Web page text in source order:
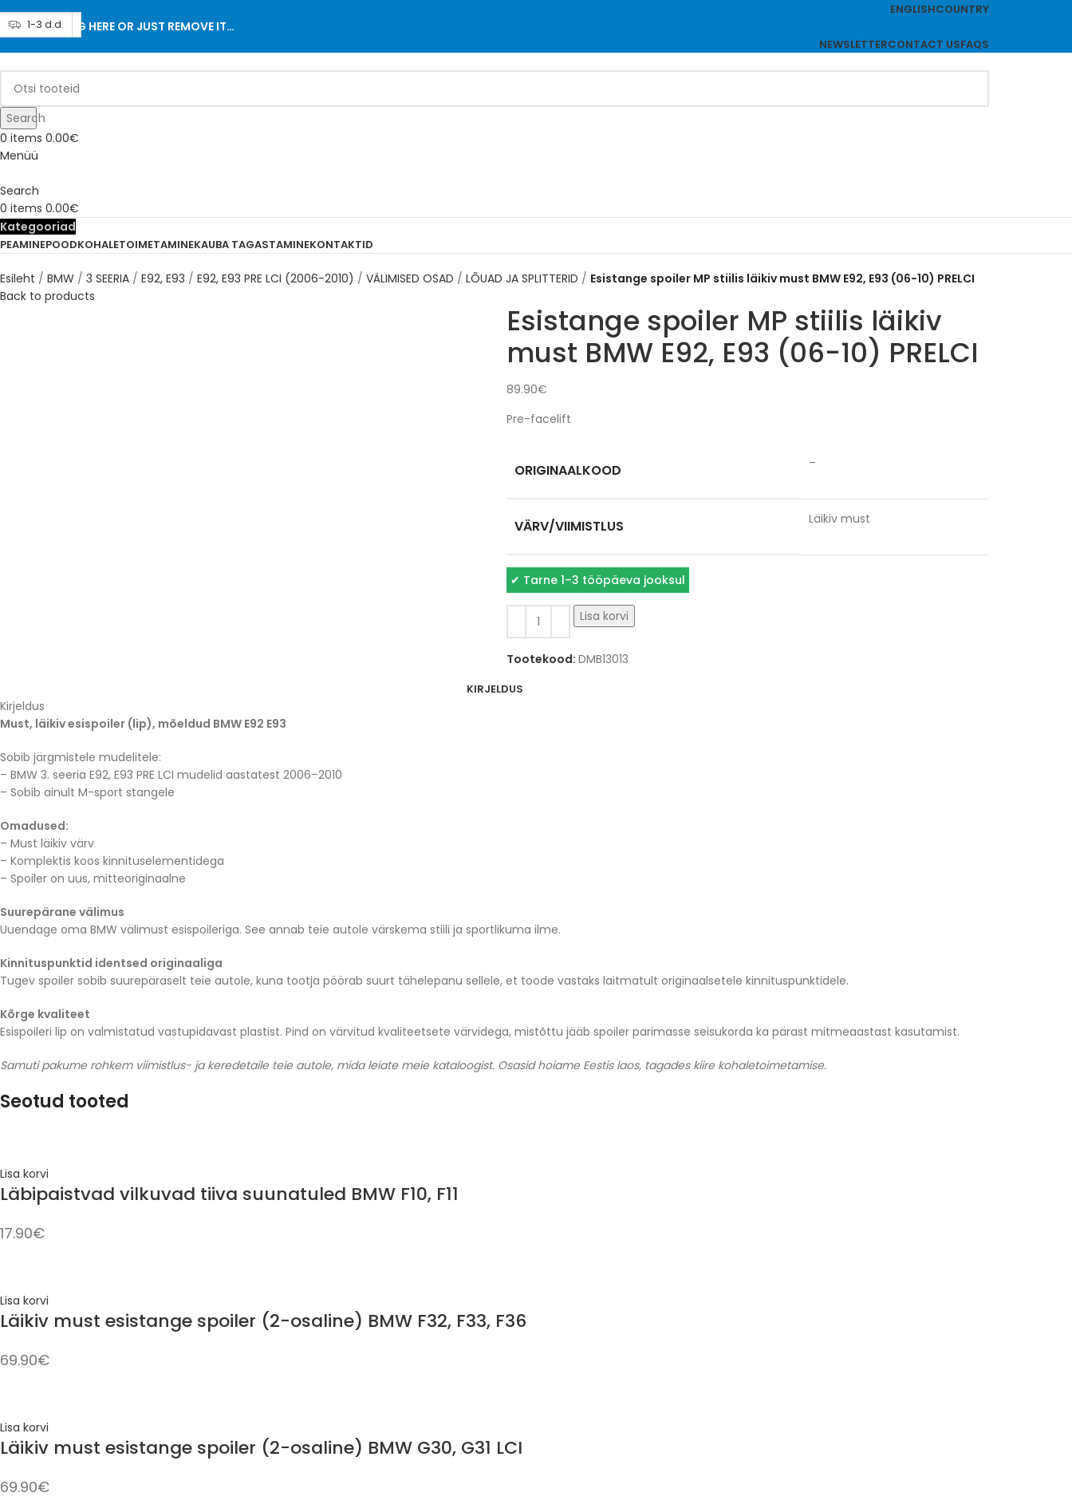
ENGLISHCOUNTRY
ADD ANYTHING HERE OR JUST REMOVE IT…
NEWSLETTERCONTACT USFAQS
Search
0 items 0.00€
Menüü
Search
0 items 0.00€
Kategooriad
PEAMINEPOODKOHALETOIMETAMINEKAUBA TAGASTAMINEKONTAKTID
Esileht BMW 3 SEERIA E92, E93 E92, E93 PRE LCI (2006-2010) VÄLIMISED OSAD LÕUAD JA SPLITTERID
Esistange spoiler MP stiilis läikiv must BMW E92, E93 (06-10) PRELCI
Back to products
Esistange spoiler MP stiilis läikiv
must BMW E92, E93 (06-10) PRELCI
89.90€
Pre-facelift
ORIGINAALKOOD –
VÄRV/VIIMISTLUS Läikiv must
✔ Tarne 1–3 tööpäeva jooksul
Lisa korvi
Tootekood: DMB13013
KIRJELDUS
Kirjeldus
Must, läikiv esispoiler (lip), mõeldud BMW E92 E93
Sobib järgmistele mudelitele:
– BMW 3. seeria E92, E93 PRE LCI mudelid aastatest 2006–2010
– Sobib ainult M-sport stangele
Omadused:
– Must läikiv värv
– Komplektis koos kinnituselementidega
– Spoiler on uus, mitteoriginaalne
Suurepärane välimus
Uuendage oma BMW välimust esispoileriga. See annab teie autole värskema stiili ja sportlikuma ilme.
Kinnituspunktid identsed originaaliga
Tugev spoiler sobib suurepäraselt teie autole, kuna tootja pöörab suurt tähelepanu sellele, et toode vastaks laitmatult originaalsetele kinnituspunktidele.
Kõrge kvaliteet
Esispoileri lip on valmistatud vastupidavast plastist. Pind on värvitud kvaliteetsete värvidega, mistõttu jääb spoiler parimasse seisukorda ka pärast mitmeaastast kasutamist.
Samuti pakume rohkem viimistlus- ja keredetaile teie autole, mida leiate meie kataloogist. Osasid hoiame Eestis laos, tagades kiire kohaletoimetamise.
Seotud tooted
1-3 d.d.
Lisa korvi
Läbipaistvad vilkuvad tiiva suunatuled BMW F10, F11
17.90€
1-3 d.d.
Lisa korvi
Läikiv must esistange spoiler (2-osaline) BMW F32, F33, F36
69.90€
1-3 d.d.
Lisa korvi
Läikiv must esistange spoiler (2-osaline) BMW G30, G31 LCI
69.90€
1-3 d.d.
Läbimüüdud
1-3 d.d.
1-3 d.d.
1-3 d.d.